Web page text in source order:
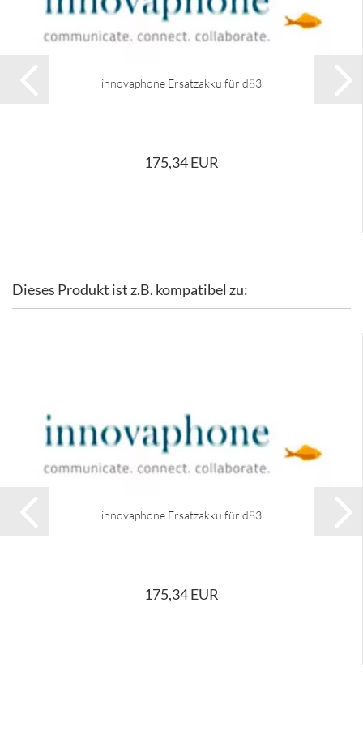
innovaphone Ersatzakku für d83
175,34 EUR
Dieses Produkt ist z.B. kompatibel zu:
innovaphone Ersatzakku für d83
175,34 EUR